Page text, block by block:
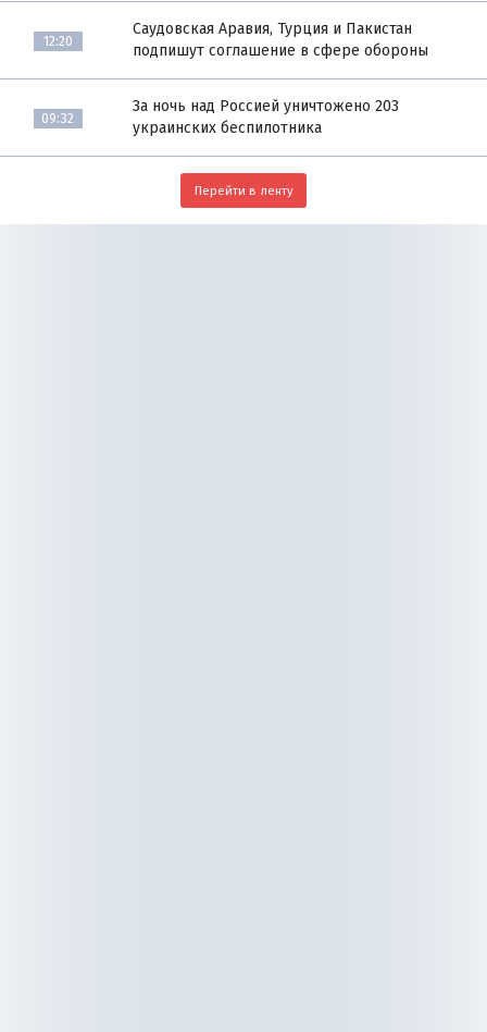
12:20
Саудовская Аравия, Турция и Пакистан
подпишут соглашение в сфере обороны
09:32
За ночь над Россией уничтожено 203
украинских беспилотника
Перейти в ленту